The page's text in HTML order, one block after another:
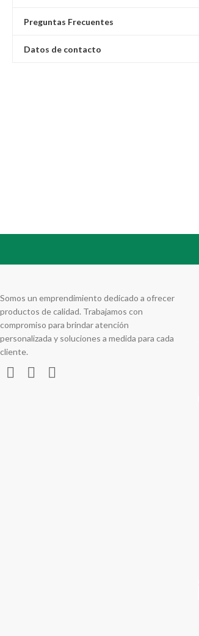
Preguntas Frecuentes
Datos de contacto
Somos un emprendimiento dedicado a ofrecer
productos de calidad. Trabajamos con
compromiso para brindar atención
personalizada y soluciones a medida para cada
cliente.